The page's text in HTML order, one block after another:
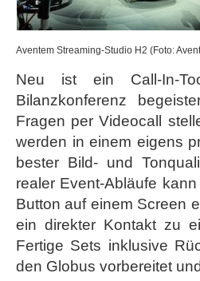
Aventem Streaming-Studio H2 (Foto:
Neu ist ein Call-In-
Bilanzkonferenz
Fragen per Videocall
werden in einem eigens
bester Bild- und
realer Event-Abläufe
Button auf einem Screen
ein direkter Kontakt zu
Fertige Sets inklusive
den Globus vorbereitet